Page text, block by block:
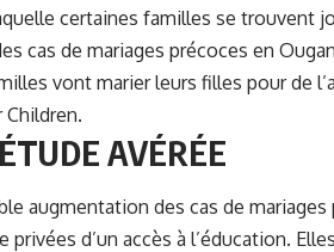
certaines familles se trouvent
cas de mariages précoces en
vont marier leurs filles pour de
Children.
AVÉRÉE
augmentation des cas de
privées d’un accès à l’éducation.